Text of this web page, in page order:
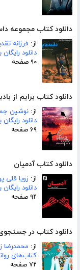
دانلود کتاب مجموعه
از: فرزانه
دانلود
۹۰ صفحه
دانلود کتاب برایم از
از: نوشین جم
دانلود
۶۹ صفحه
دانلود کتاب آدمیان
از: زویا قلی
دانلود
۹۲ صفحه
دانلود کتاب در
از: محمدرضا
کتاب‌های
۷۲ صفحه